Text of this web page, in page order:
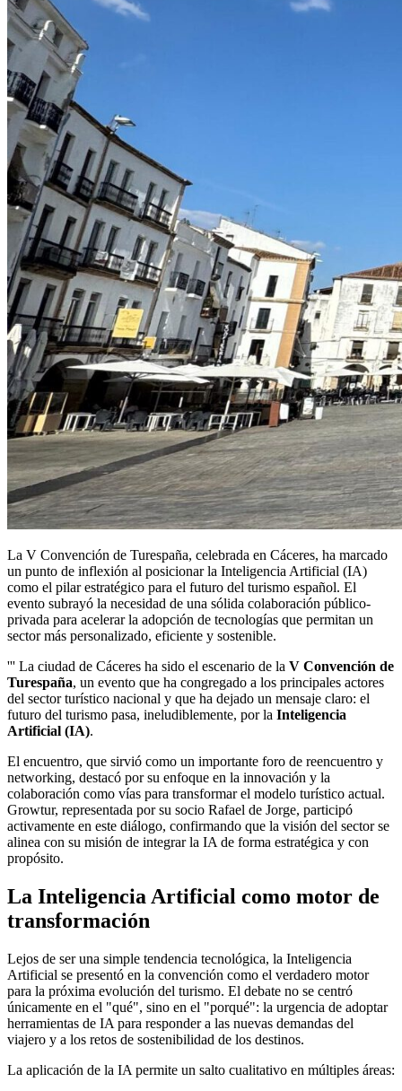
La V Convención de Turespaña, celebrada en Cáceres, ha marcado
un punto de inflexión al posicionar la Inteligencia Artificial (IA)
como el pilar estratégico para el futuro del turismo español. El
evento subrayó la necesidad de una sólida colaboración público-
privada para acelerar la adopción de tecnologías que permitan un
sector más personalizado, eficiente y sostenible.
''' La ciudad de Cáceres ha sido el escenario de la V Convención de
Turespaña, un evento que ha congregado a los principales actores
del sector turístico nacional y que ha dejado un mensaje claro: el
futuro del turismo pasa, ineludiblemente, por la Inteligencia
Artificial (IA).
El encuentro, que sirvió como un importante foro de reencuentro y
networking, destacó por su enfoque en la innovación y la
colaboración como vías para transformar el modelo turístico actual.
Growtur, representada por su socio Rafael de Jorge, participó
activamente en este diálogo, confirmando que la visión del sector se
alinea con su misión de integrar la IA de forma estratégica y con
propósito.
La Inteligencia Artificial como motor de
transformación
Lejos de ser una simple tendencia tecnológica, la Inteligencia
Artificial se presentó en la convención como el verdadero motor
para la próxima evolución del turismo. El debate no se centró
únicamente en el "qué", sino en el "porqué": la urgencia de adoptar
herramientas de IA para responder a las nuevas demandas del
viajero y a los retos de sostenibilidad de los destinos.
La aplicación de la IA permite un salto cualitativo en múltiples áreas: